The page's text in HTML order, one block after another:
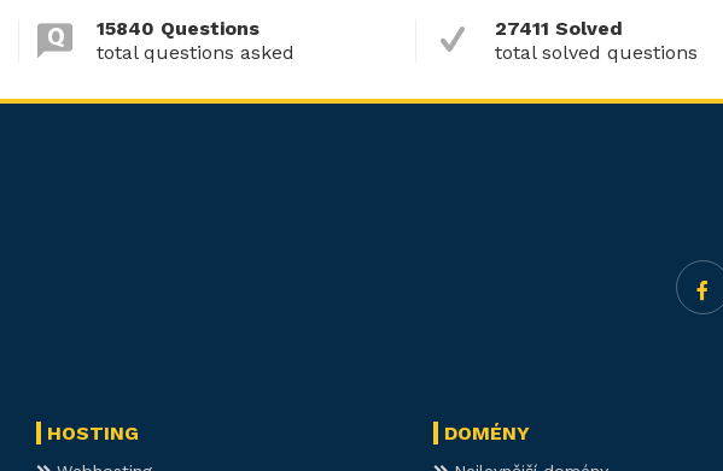
15840 Questions
total questions asked
27411 Solved
total solved questions
HOSTING DOMÉNY